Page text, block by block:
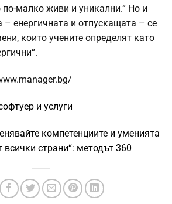
по-малко живи и уникални.“ Но и
– енергичната и отпускащата – се
които учените определят като
и услуги
компетенциите и уменията
всички страни“: методът 360